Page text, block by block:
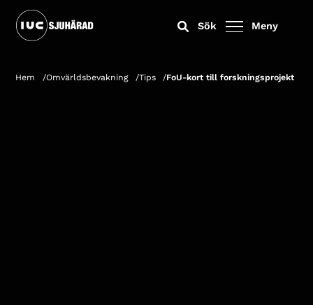
Sök Meny
Hem Omvärldsbevakning Tips FoU-kort till forskningsprojekt